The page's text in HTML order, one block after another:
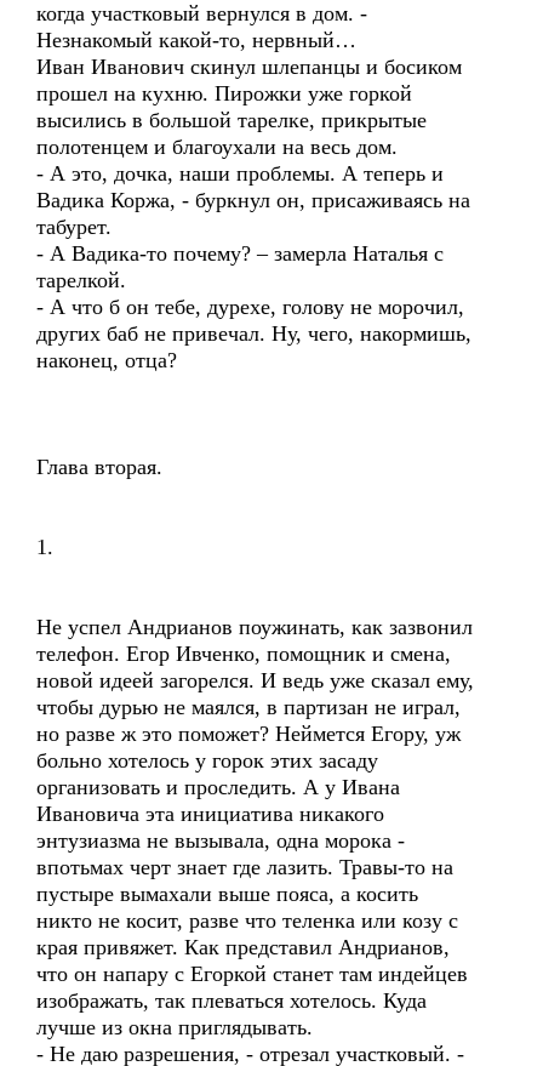
когда участковый вернулся в дом. -
Незнакомый какой-то, нервный…
Иван Иванович скинул шлепанцы и босиком
прошел на кухню. Пирожки уже горкой
высились в большой тарелке, прикрытые
полотенцем и благоухали на весь дом.
- А это, дочка, наши проблемы. А теперь и
Вадика Коржа, - буркнул он, присаживаясь на
табурет.
- А Вадика-то почему? – замерла Наталья с
тарелкой.
- А что б он тебе, дурехе, голову не морочил,
других баб не привечал. Ну, чего, накормишь,
наконец, отца?
Глава вторая.
1.
Не успел Андрианов поужинать, как зазвонил
телефон. Егор Ивченко, помощник и смена,
новой идеей загорелся. И ведь уже сказал ему,
чтобы дурью не маялся, в партизан не играл,
но разве ж это поможет? Неймется Егору, уж
больно хотелось у горок этих засаду
организовать и проследить. А у Ивана
Ивановича эта инициатива никакого
энтузиазма не вызывала, одна морока -
впотьмах черт знает где лазить. Травы-то на
пустыре вымахали выше пояса, а косить
никто не косит, разве что теленка или козу с
края привяжет. Как представил Андрианов,
что он напару с Егоркой станет там индейцев
изображать, так плеваться хотелось. Куда
лучше из окна приглядывать.
- Не даю разрешения, - отрезал участковый. -